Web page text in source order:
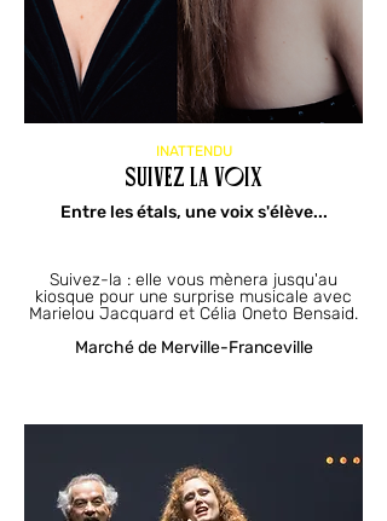
INATTENDU
SUIVEZ LA VOIX
Entre les étals, une voix s'élève...
Suivez-la : elle vous mènera jusqu'au
kiosque pour une surprise musicale avec
Marielou Jacquard et Célia Oneto Bensaid.
Marché de Merville-Franceville